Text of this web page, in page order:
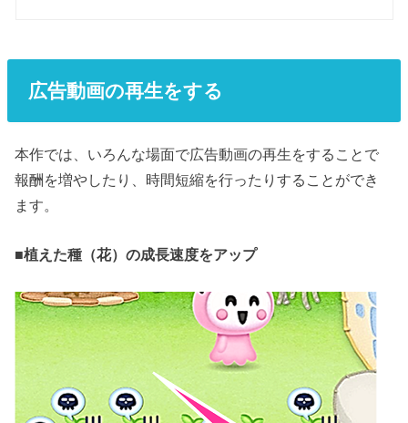
広告動画の再生をする
本作では、いろんな場面で広告動画の再生をすることで
報酬を増やしたり、時間短縮を行ったりすることができ
ます。
■植えた種（花）の成長速度をアップ